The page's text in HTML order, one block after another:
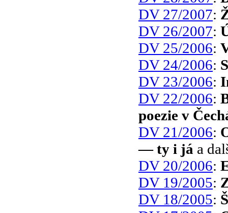
DV 27/2007:
DV 26/2007:
DV 25/2006:
DV 24/2006:
DV 23/2006:
DV 22/2006:
poezie v
DV 21/2006:
— ty i já a
DV 20/2006:
DV 19/2005:
DV 18/2005: